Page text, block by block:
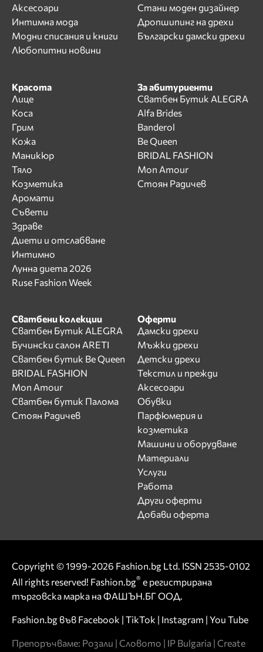
Аксесоари
Интимна мода
Модни списания и книги
Любопитни новини
Стани моден дизайнер
Дропшипинг на дрехи
Български дамски дрехи
Красота
Лице
Коса
Грим
Кожа
Маникюр
Тяло
Козметика
Аромати
Съвети
Здраве
Диети и отслабване
Интимно
Лунна диета 2026
Ruse Fashion Week
За абитуриенти
Сватбен Бутик ALEGRA
Alfa Brides
Banderol
Be Queen
BRIDAL FASHION
Mon Amour
Стоян Радичев
Сватбени колекции
Сватбен Бутик ALEGRA
Бучински салон ARETI
Сватбен бутик Be Queen
BRIDAL FASHION
Mon Amour
Сватбен бутик Палома
Стоян Радичев
Оферти
Дамски дрехи
Мъжки дрехи
Детски дрехи
Текстил и прежди
Аксесоари
Обувки
Парфюмерия и
козметика
Машини и оборудване
Материали
Услуги
Работа
Други оферти
Добави оферта
Copyright © 1999-2026 Fashion.bg Ltd. ISSN 2535-0102
All rights reserved! Fashion.bg® е регистрирана
търговска марка на ФАШЪН.БГ ООД.
Fashion.bg във Facebook | TikTok | Instagram | You Tube
Препоръчваме: Розали | Словото | IP Bulgaria | Create